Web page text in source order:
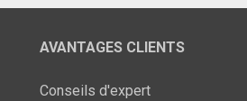
AVANTAGES CLIENTS
Conseils d'expert